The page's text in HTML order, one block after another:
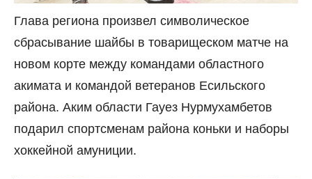
Глава региона произвел символическое
сбрасывание шайбы в товарищеском матче на
новом корте между командами областного
акимата и командой ветеранов Есильского
района. Аким области Гауез Нурмухамбетов
подарил спортсменам района коньки и наборы
хоккейной амуниции.